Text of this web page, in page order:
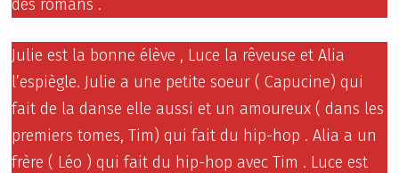
des romans .
Julie est la bonne élève , Luce la rêveuse et Alia
l’espiègle. Julie a une petite soeur ( Capucine) qui
fait de la danse elle aussi et un amoureux ( dans les
premiers tomes, Tim) qui fait du hip-hop . Alia a un
frère ( Léo ) qui fait du hip-hop avec Tim . Luce est